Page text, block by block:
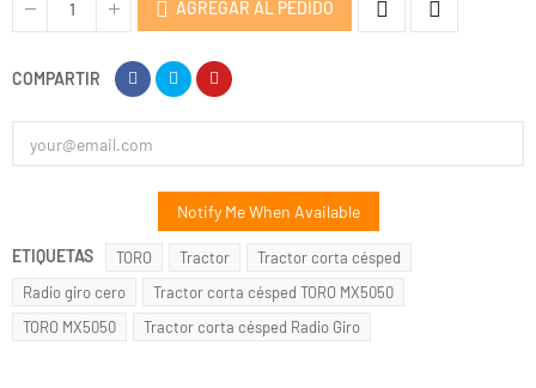
AGREGAR AL PEDIDO
COMPARTIR
Notify Me When Available
ETIQUETAS TORO Tractor
Tractor corta césped
Radio giro cero
Tractor corta césped TORO MX5050
TORO MX5050
Tractor corta césped Radio Giro